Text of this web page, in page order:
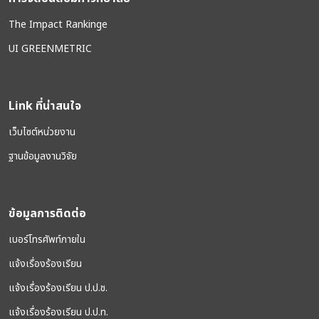
The Impact Rankinge
UI GREENMETRIC
Link ที่น่าสนใจ
เว็บไซต์หน่วยงาน
ฐานข้อมูลงานวิจัย
ข้อมูลการติดต่อ
เบอร์โทรศัพท์ภายใน
แจ้งเรื่องร้องเรียน
แจ้งเรื่องร้องเรียน ป.ป.ช.
แจ้งเรื่องร้องเรียน ป.ป.ท.